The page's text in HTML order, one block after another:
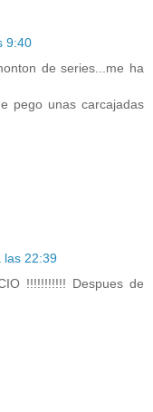
9:40
de series...me ha
pego unas carcajadas
las 22:39
!!!!!!!!!!! Despues de